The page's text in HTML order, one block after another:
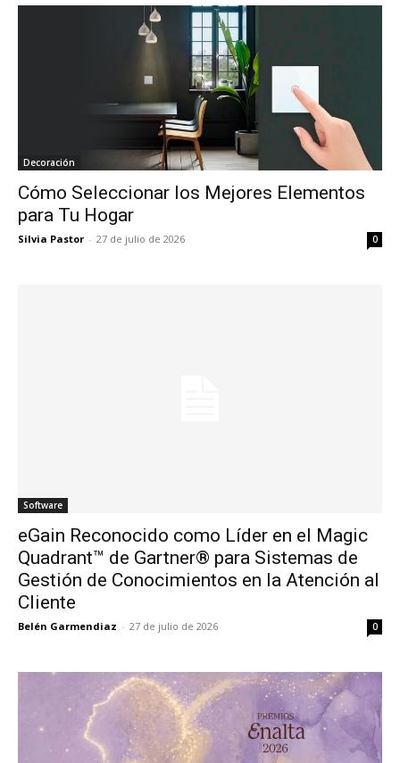
Decoración
Cómo Seleccionar los Mejores Elementos
para Tu Hogar
Silvia Pastor - 27 de julio de 2026 0
Software
eGain Reconocido como Líder en el Magic
Quadrant™ de Gartner® para Sistemas de
Gestión de Conocimientos en la Atención al
Cliente
Belén Garmendiaz - 27 de julio de 2026 0